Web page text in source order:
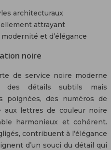
architecturaux
attrayant
et d’élégance
noire
de service noire moderne
détails subtils mais
poignées, des numéros de
aux lettres de couleur noire
harmonieux et cohérent.
contribuent à l’élégance
d’un souci du détail qui